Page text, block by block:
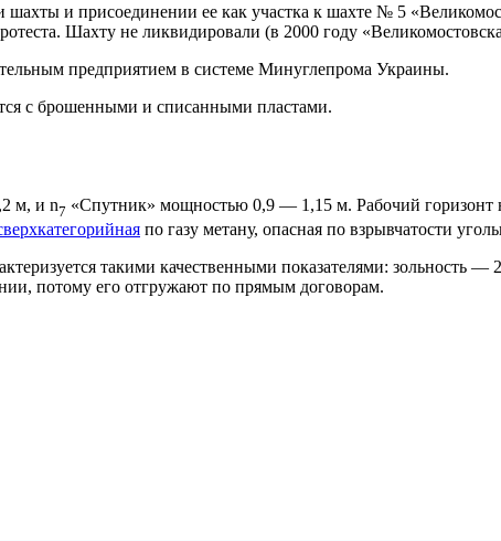
и присоединении ее как участка к шахте № 5
Шахту не ликвидировали (в 2000 году
предприятием в системе Минуглепрома Украины.
с брошенными и списанными пластами.
м, и n7 «Спутник» мощностью 0,9 — 1,15 м. Рабочий горизонт
по газу метану, опасная по взрывчатости
такими качественными показателями: зольность
потому его отгружают по прямым договорам.